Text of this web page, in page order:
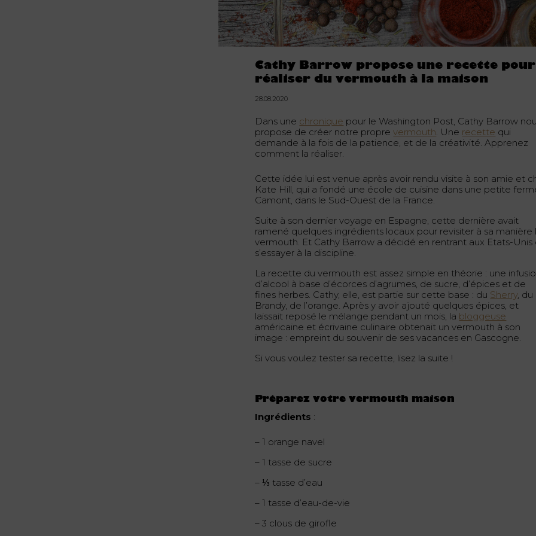
Cathy Barrow propose une recette pour
réaliser du vermouth à la maison
28.08.2020
Dans une chronique pour le Washington Post, Cathy Barrow
propose de créer notre proprevermouth. Une recette qui
demande à la fois de la patience, et de la créativité. Apprenez
comment la réaliser.
Cette idée lui est venue après avoir rendu visite à son amie et
Kate Hill, qui a fondé une école de cuisine dans une petite
Camont, dans le Sud-Ouest de la France.
Suite à son dernier voyage en Espagne, cette dernière avait
ramené quelques ingrédients locaux pour revisiter à sa manière
vermouth. Et Cathy Barrow a décidé en rentrant aux Etats-Unis
s’essayer à la discipline.
La recette du vermouth est assez simple en théorie : une
d’alcool à base d’écorces d’agrumes, de sucre, d’épices et de
fines herbes. Cathy, elle, est partie sur cette base : du Sherry, du
Brandy, de l’orange. Après y avoir ajouté quelques épices, et
laissait reposé le mélange pendant un mois, la bloggeuse
américaine et écrivaine culinaire obtenait un vermouth à son
image : empreint du souvenir de ses vacances en Gascogne.
Si vous voulez tester sa recette, lisez la suite !
Préparez votre vermouth maison
Ingrédients :
– 1 orange navel
– 1 tasse de sucre
– ⅓ tasse d’eau
– 1 tasse d’eau-de-vie
– 3 clous de girofle